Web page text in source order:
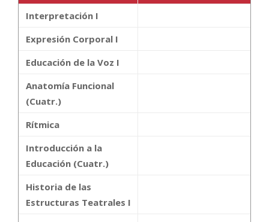
Interpretación I
Expresión Corporal I
Educación de la Voz I
Anatomía Funcional
(Cuatr.)
Rítmica
Introducción a la
Educación (Cuatr.)
Historia de las
Estructuras Teatrales I